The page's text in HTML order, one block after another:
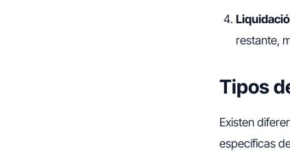
restante,
Tipos
Existen
específicas